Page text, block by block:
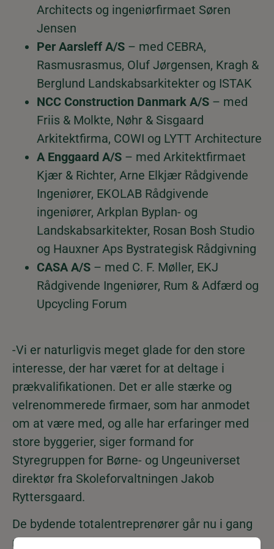
Architects og ingeniørfirmaet Søren
Jensen
Per Aarsleff A/S – med CEBRA,
Rasmusrasmus, Oluf Jørgensen, Kragh &
Berglund Landskabsarkitekter og ISTAK
NCC Construction Danmark A/S – med
Friis & Molkte, Nøhr & Sisgaard
Arkitektfirma, COWI og LYTT Architecture
A Enggaard A/S – med Arkitektfirmaet
Kjær & Richter, Arne Elkjær Rådgivende
Ingeniører, EKOLAB Rådgivende
ingeniører, Arkplan Byplan- og
Landskabsarkitekter, Rosan Bosh Studio
og Hauxner Aps Bystrategisk Rådgivning
CASA A/S – med C. F. Møller, EKJ
Rådgivende Ingeniører, Rum & Adfærd og
Upcycling Forum
-Vi er naturligvis meget glade for den store
interesse, der har været for at deltage i
prækvalifikationen. Det er alle stærke og
velrenommerede firmaer, som har anmodet
om at være med, og alle har erfaringer med
store byggerier, siger formand for
Styregruppen for Børne- og Ungeuniverset
direktør fra Skoleforvaltningen Jakob
Ryttersgaard.
De bydende totalentreprenører går nu i gang
med at udarbejde tilbud.